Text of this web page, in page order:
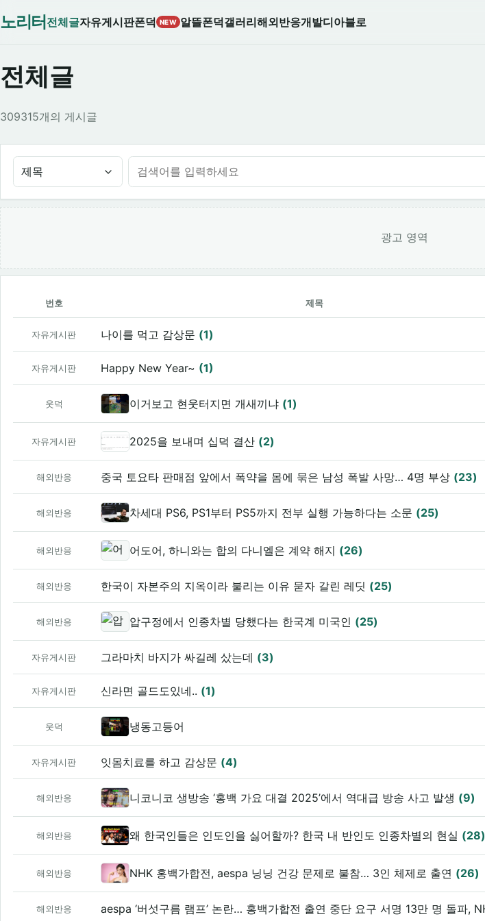
노리터 전체글자유게시판폰덕 NEW 알뜰폰덕갤러리해외반응개발디아블로
전체글
309315개의 게시글
제목
광고 영역
번호 제목
자유게시판 나이를 먹고 감상문 (1)
자유게시판 Happy New Year~ (1)
웃덕 이거보고 현웃터지면 개새끼냐 (1)
자유게시판 2025을 보내며 십덕 결산 (2)
해외반응 중국 토요타 판매점 앞에서 폭약을 몸에 묶은 남성 폭발 사망… 4명 부상 (23)
해외반응 차세대 PS6, PS1부터 PS5까지 전부 실행 가능하다는 소문 (25)
해외반응 어도어, 하니와는 합의 다니엘은 계약 해지 (26)
해외반응 한국이 자본주의 지옥이라 불리는 이유 묻자 갈린 레딧 (25)
해외반응 압구정에서 인종차별 당했다는 한국계 미국인 (25)
자유게시판 그라마치 바지가 싸길레 샀는데 (3)
자유게시판 신라면 골드도있네.. (1)
웃덕 냉동고등어
자유게시판 잇몸치료를 하고 감상문 (4)
해외반응 니코니코 생방송 ‘홍백 가요 대결 2025’에서 역대급 방송 사고 발생 (9)
해외반응 왜 한국인들은 인도인을 싫어할까? 한국 내 반인도 인종차별의 현실 (28)
해외반응 NHK 홍백가합전, aespa 닝닝 건강 문제로 불참… 3인 체제로 출연 (26)
해외반응